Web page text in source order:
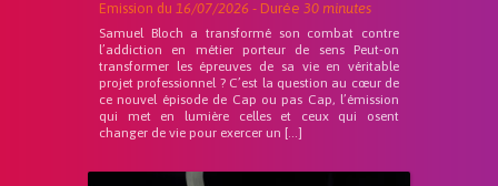
Emission du 16/07/2026 - Durée 30 minutes
Samuel Bloch a transformé son combat contre
l’addiction en métier porteur de sens Peut-on
transformer les épreuves de sa vie en véritable
projet professionnel ? C’est la question au cœur de
ce nouvel épisode de Cap ou pas Cap, l’émission
qui met en lumière celles et ceux qui osent
changer de vie pour exercer un […]